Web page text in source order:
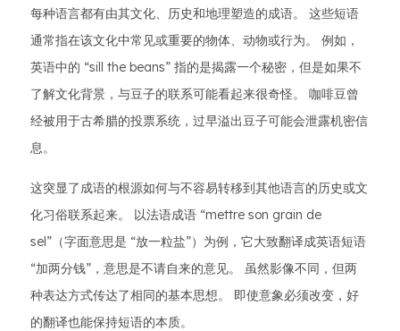
每种语言都有由其文化、历史和地理塑造的成语。 这些短语
通常指在该文化中常见或重要的物体、动物或行为。 例如，
英语中的 “sill the beans” 指的是揭露一个秘密，但是如果不
了解文化背景，与豆子的联系可能看起来很奇怪。 咖啡豆曾
经被用于古希腊的投票系统，过早溢出豆子可能会泄露机密信
息。
这突显了成语的根源如何与不容易转移到其他语言的历史或文
化习俗联系起来。 以法语成语 “mettre son grain de
sel”（字面意思是 “放一粒盐”）为例，它大致翻译成英语短语
“加两分钱”，意思是不请自来的意见。 虽然影像不同，但两
种表达方式传达了相同的基本思想。 即使意象必须改变，好
的翻译也能保持短语的本质。